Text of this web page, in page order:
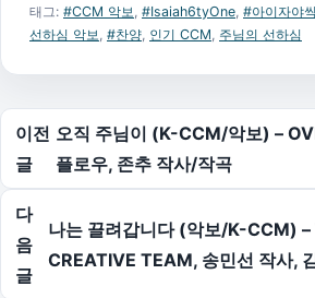
태그: #CCM 악보 #Isaiah6tyOne #아이자야
선하심 악보 #찬양 인기 CCM 주님의 선하심
글 탐색
이전
글
오직 주님이 (K-CCM/악보) –
플로우, 존추 작사/작곡
다
음
글
나는 끌려갑니다 (악보/K-CCM) –
CREATIVE TEAM, 송민선 작사,